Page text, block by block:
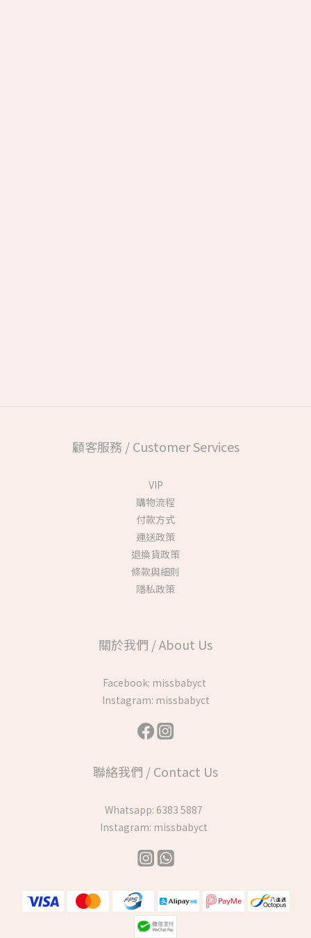
顧客服務 / Customer Services
VIP
購物流程
付款方式
運送政策
退換貨政策
條款與細則
隱私政策
關於我們 / About Us
Facebook: missbabyct
Instagram: missbabyct
聯絡我們 / Contact Us
Whatsapp: 6383 5887
Instagram: missbabyct